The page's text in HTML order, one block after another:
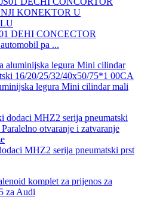
DEHI CONCECTOR
pa ...
legura Mini cilindar mali
MHZ2 serija pneumatski prst